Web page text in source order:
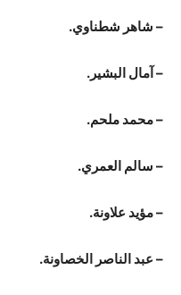
– شاهر شطناوي.
– آمال البشير.
– محمد ملحم.
– سالم العمري.
– مؤيد علاونة.
– عبد الناصر الخصاونة.